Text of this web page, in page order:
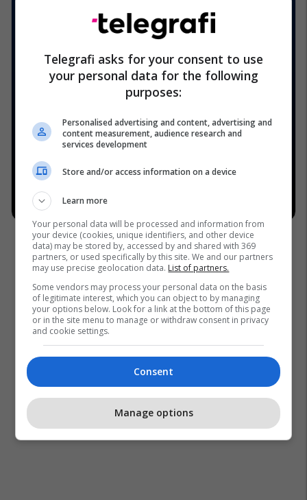
Telegrafi asks for your consent to use
your personal data for the following
purposes:
Personalised advertising and content, advertising and
content measurement, audience research and
services development
Store and/or access information on a device
Learn more
Your personal data will be processed and information from
your device (cookies, unique identifiers, and other device
data) may be stored by, accessed by and shared with 369
partners, or used specifically by this site. We and our partners
may use precise geolocation data. List of partners.
Some vendors may process your personal data on the basis
of legitimate interest, which you can object to by managing
your options below. Look for a link at the bottom of this page
or in the site menu to manage or withdraw consent in privacy
and cookie settings.
Consent
Manage options